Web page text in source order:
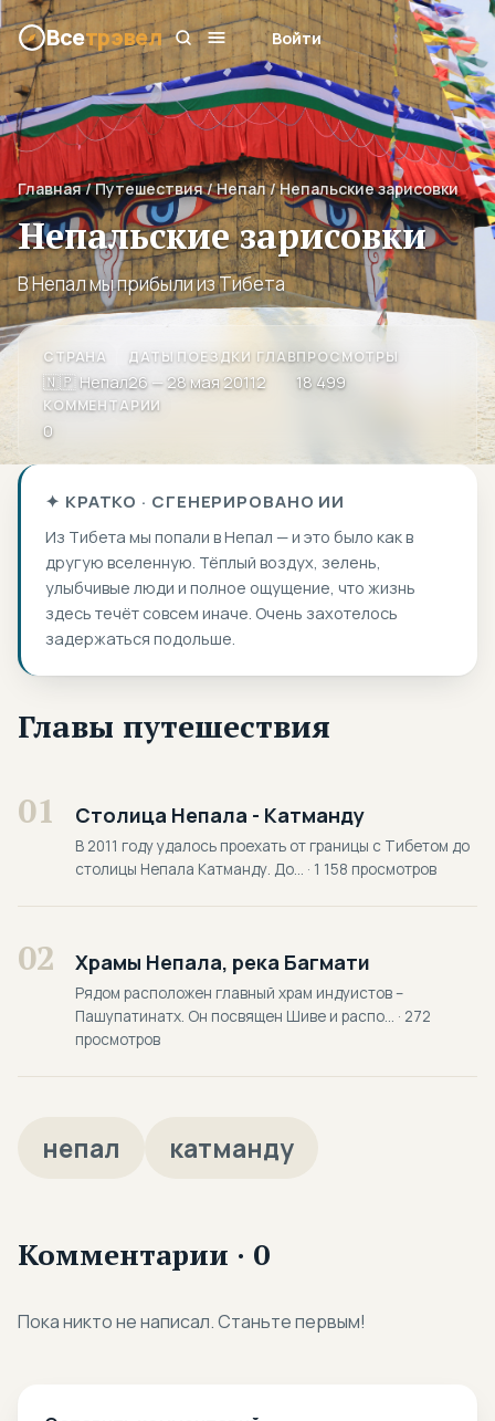
Всетрэвел Войти
Главная/Путешествия/Непал/ Непальские зарисовки
Непальские зарисовки
В Непал мы прибыли из Тибета
СТРАНА
🇳🇵 Непал
ДАТЫ ПОЕЗДКИ
26 — 28 мая 2011
ГЛАВ
2
ПРОСМОТРЫ
18 499
КОММЕНТАРИИ
0
✦ КРАТКО · СГЕНЕРИРОВАНО ИИ
Из Тибета мы попали в Непал — и это было как в
другую вселенную. Тёплый воздух, зелень,
улыбчивые люди и полное ощущение, что жизнь
здесь течёт совсем иначе. Очень захотелось
задержаться подольше.
Главы путешествия
01 Столица Непала - Катманду
В 2011 году удалось проехать от границы с Тибетом до
столицы Непала Катманду. До... · 1 158 просмотров
02 Храмы Непала, река Багмати
Рядом расположен главный храм индуистов –
Пашупатинатх. Он посвящен Шиве и распо... · 272
просмотров
непал катманду
Комментарии · 0
Пока никто не написал. Станьте первым!